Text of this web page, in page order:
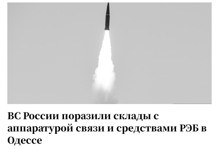
ВС России поразили склады с
аппаратурой связи и средствами РЭБ в
Одессе